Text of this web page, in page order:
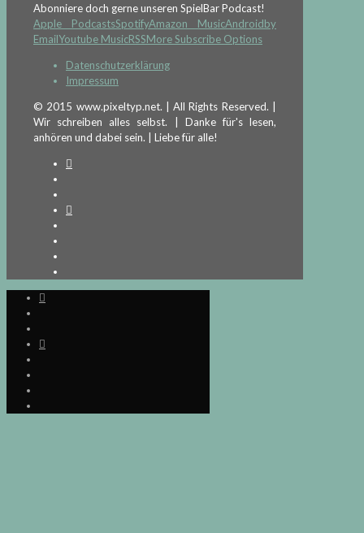
Abonniere doch gerne unseren SpielBar Podcast!
Apple PodcastsSpotifyAmazon MusicAndroidby
EmailYoutube MusicRSSMore Subscribe Options
Datenschutzerklärung
Impressum
© 2015 www.pixeltyp.net. | All Rights Reserved. |
Wir schreiben alles selbst. | Danke für's lesen,
anhören und dabei sein. | Liebe für alle!